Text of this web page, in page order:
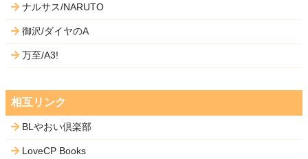
ナルサス/NARUTO
御沢/ダイヤのA
万至/A3!
相互リンク
BLやおい倶楽部
LoveCP Books